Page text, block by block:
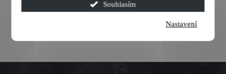
Souhlasím
Nastavení